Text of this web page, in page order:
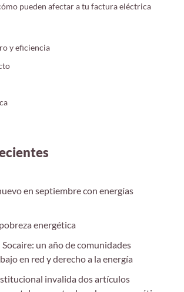
pueden afectar a tu factura eléctrica
y eficiencia
en septiembre con energías
energética
un año de comunidades
en red y derecho a la energía
invalida dos artículos